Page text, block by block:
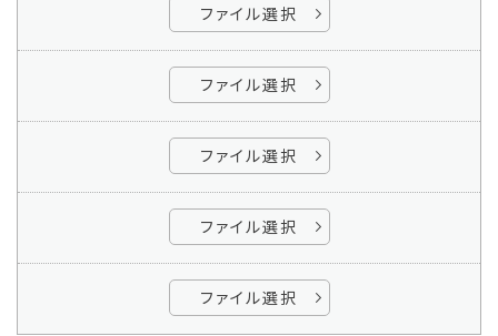
ファイル選択
ファイル選択
ファイル選択
ファイル選択
ファイル選択